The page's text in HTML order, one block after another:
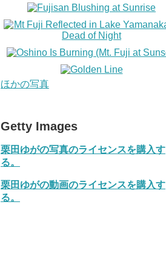
ほかの写真
Getty Images
栗田ゆがの写真のライセンスを購入す
る。
栗田ゆがの動画のライセンスを購入す
る。